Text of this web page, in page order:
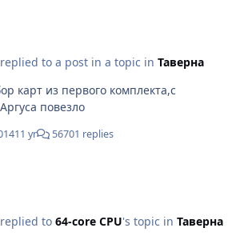
to a post in a topic in Таверна
карт из первого комплекта,с
повезло
11 yr 56701 replies
to 64-core CPU's topic in Таверна